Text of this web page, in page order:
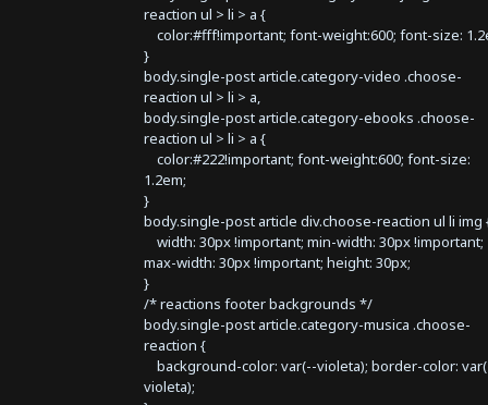
reaction ul > li > a {
color:#fff!important; font-weight:600; font-size:
}
body.single-post article.category-video .choose-
reaction ul > li > a,
body.single-post article.category-ebooks .choose-
reaction ul > li > a {
color:#222!important; font-weight:600; font-size:
1.2em;
}
body.single-post article div.choose-reaction ul li img
width: 30px !important; min-width: 30px !important;
max-width: 30px !important; height: 30px;
}
/* reactions footer backgrounds */
body.single-post article.category-musica .choose-
reaction {
background-color: var(--violeta); border-color:
violeta);